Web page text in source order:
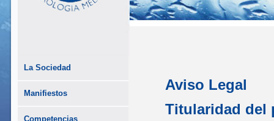
La Sociedad
Manifiestos
Competencias
Aviso Legal
Titularidad del